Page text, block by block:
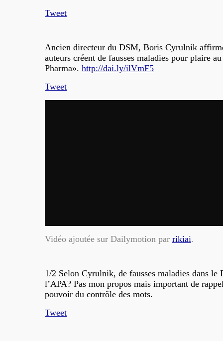
Tweet
Ancien directeur du DSM, Boris Cyrulnik
auteurs créent de fausses maladies pour plaire
Pharma». http://dai.ly/ilVmF5
Tweet
Vidéo ajoutée sur Dailymotion par rikiai.
1/2 Selon Cyrulnik, de fausses maladies dans le
l’APA? Pas mon propos mais important de
pouvoir du contrôle des mots.
Tweet